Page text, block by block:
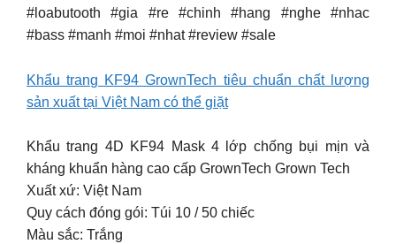
#loabutooth #gia #re #chinh #hang #nghe #nhac
#bass #manh #moi #nhat #review #sale
Khẩu trang KF94 GrownTech tiêu chuẩn chất lượng
sản xuất tại Việt Nam có thể giặt
Khẩu trang 4D KF94 Mask 4 lớp chống bụi mịn và
kháng khuẩn hàng cao cấp GrownTech Grown Tech
Xuất xứ: Việt Nam
Quy cách đóng gói: Túi 10 / 50 chiếc
Màu sắc: Trắng